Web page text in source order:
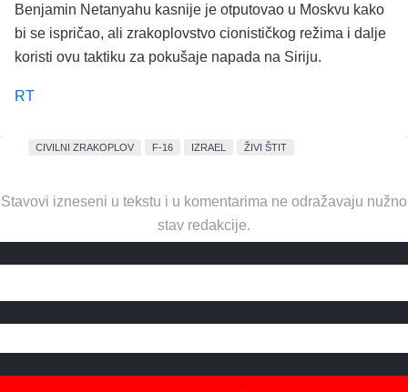
Benjamin Netanyahu kasnije je otputovao u Moskvu kako
bi se ispričao, ali zrakoplovstvo cionističkog režima i dalje
koristi ovu taktiku za pokušaje napada na Siriju.
RT
CIVILNI ZRAKOPLOV F-16 IZRAEL ŽIVI ŠTIT
Stavovi izneseni u tekstu i u komentarima ne odražavaju nužno
stav redakcije.